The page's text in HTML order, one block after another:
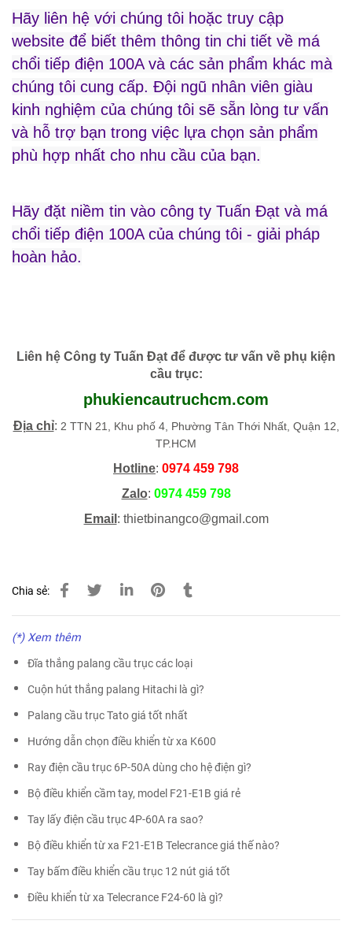
Hãy liên hệ với chúng tôi hoặc truy cập
website để biết thêm thông tin chi tiết về má
chổi tiếp điện 100A và các sản phẩm khác mà
chúng tôi cung cấp. Đội ngũ nhân viên giàu
kinh nghiệm của chúng tôi sẽ sẵn lòng tư vấn
và hỗ trợ bạn trong việc lựa chọn sản phẩm
phù hợp nhất cho nhu cầu của bạn.
Hãy đặt niềm tin vào công ty Tuấn Đạt và má
chổi tiếp điện 100A của chúng tôi - giải pháp
hoàn hảo.
Liên hệ Công ty Tuấn Đạt để được tư vấn về phụ kiện
cầu trục:
phukiencautruchcm.com
Địa chỉ: 2 TTN 21, Khu phố 4, Phường Tân Thới Nhất, Quận 12,
TP.HCM
Hotline: 0974 459 798
Zalo: 0974 459 798
Email : thietbinangco@gmail.com
Chia sẻ:
(*) Xem thêm
Đĩa thắng palang cầu trục các loại
Cuộn hút thắng palang Hitachi là gì?
Palang cầu trục Tato giá tốt nhất
Hướng dẫn chọn điều khiển từ xa K600
Ray điện cầu trục 6P-50A dùng cho hệ điện gì?
Bộ điều khiển cầm tay, model F21-E1B giá rẻ
Tay lấy điện cầu trục 4P-60A ra sao?
Bộ điều khiển từ xa F21-E1B Telecrance giá thế nào?
Tay bấm điều khiển cầu trục 12 nút giá tốt
Điều khiển từ xa Telecrance F24-60 là gì?